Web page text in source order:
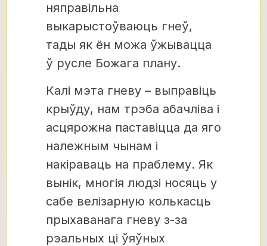
няправільна
выкарыстоўваюць гнеў,
тады як ён можа ўжывацца
ў русле Божага плану.
Калі мэта гневу – выправіць
крыўду, нам трэба абачліва і
асцярожна паставіцца да яго
належным чынам і
накіраваць на праблему. Як
вынік, многія людзі носяць у
сабе велізарную колькасць
прыхаванага гневу з-за
рэальных ці ўяўных